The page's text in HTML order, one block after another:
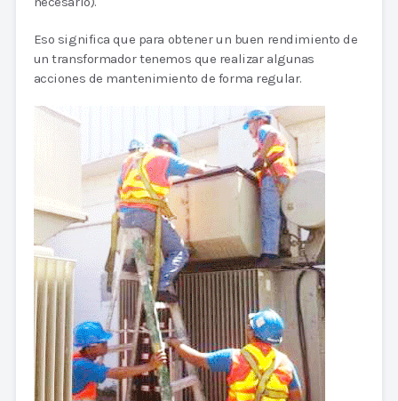
Eso significa que para obtener un buen rendimiento de
un transformador tenemos que realizar algunas
acciones de mantenimiento de forma regular.